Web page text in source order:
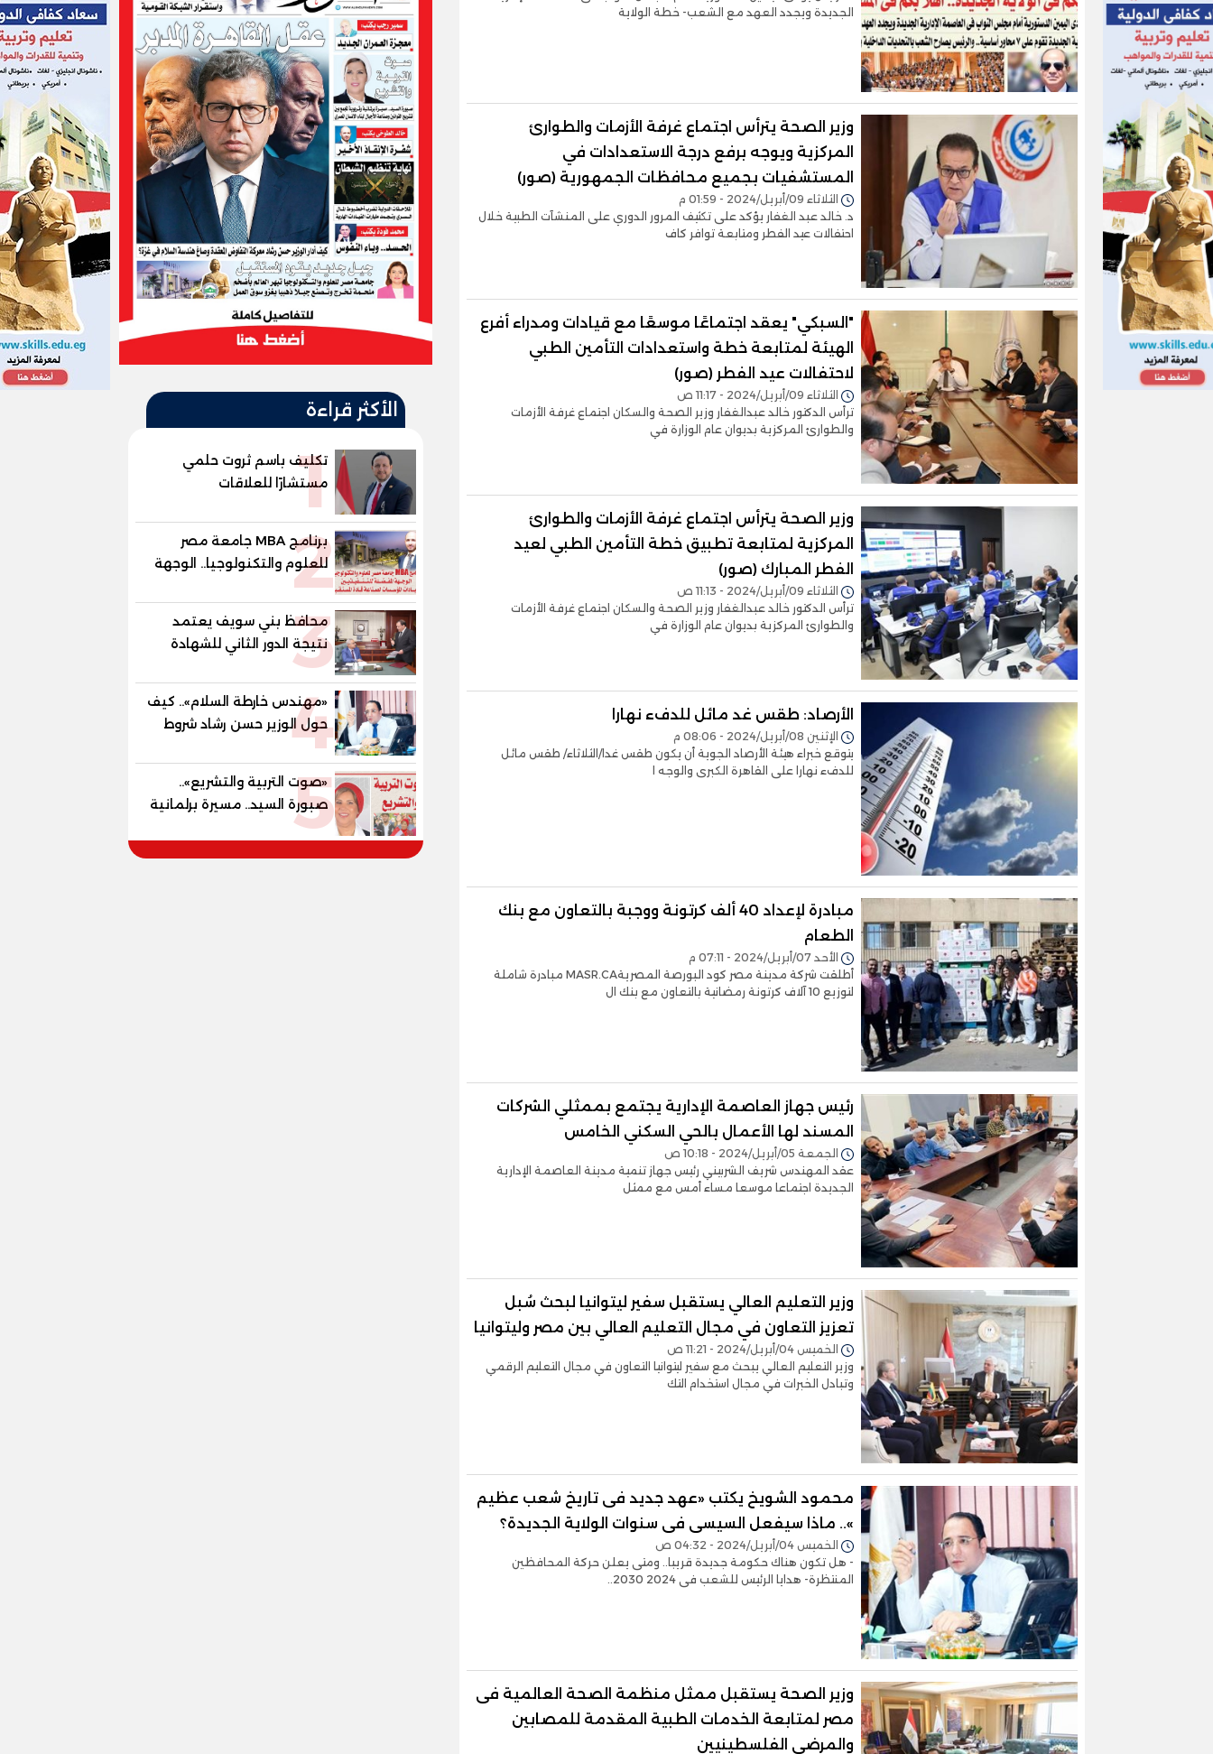
الجديدة ويجدد العهد مع الشعب- خطة الولاية
وزير الصحة يترأس اجتماع غرفة الأزمات والطوارئ
المركزية ويوجه برفع درجة الاستعدادات في
المستشفيات بجميع محافظات الجمهورية (صور)
الثلاثاء 09/أبريل/2024 - 01:59 م
د. خالد عبد الغفار يؤكد على تكثيف المرور الدوري على المنشآت الطبية خلال
احتفالات عيد الفطر ومتابعة توافر كاف
"السبكي" يعقد اجتماعًا موسعًا مع قيادات ومدراء أفرع
الهيئة لمتابعة خطة واستعدادات التأمين الطبي
لاحتفالات عيد الفطر (صور)
الثلاثاء 09/أبريل/2024 - 11:17 ص
ترأس الدكتور خالد عبدالغفار وزير الصحة والسكان اجتماع غرفة الأزمات
والطوارئ المركزية بديوان عام الوزارة في
وزير الصحة يترأس اجتماع غرفة الأزمات والطوارئ
المركزية لمتابعة تطبيق خطة التأمين الطبي لعيد
الفطر المبارك (صور)
الثلاثاء 09/أبريل/2024 - 11:13 ص
ترأس الدكتور خالد عبدالغفار وزير الصحة والسكان اجتماع غرفة الأزمات
والطوارئ المركزية بديوان عام الوزارة في
الأرصاد: طقس غد مائل للدفء نهارا
الإثنين 08/أبريل/2024 - 08:06 م
يتوقع خبراء هيئة الأرصاد الجوية أن يكون طقس غدا/الثلاثاء/ طقس مائل
للدفء نهارا على القاهرة الكبرى والوجه ا
مبادرة لإعداد 40 ألف كرتونة ووجبة بالتعاون مع بنك
الطعام
الأحد 07/أبريل/2024 - 07:11 م
أطلقت شركة مدينة مصر كود البورصة المصريةMASR.CA مبادرة شاملة
لتوزيع 10 آلاف كرتونة رمضانية بالتعاون مع بنك ال
رئيس جهاز العاصمة الإدارية يجتمع بممثلي الشركات
المسند لها الأعمال بالحي السكني الخامس
الجمعة 05/أبريل/2024 - 10:18 ص
عقد المهندس شريف الشربيني رئيس جهاز تنمية مدينة العاصمة الإدارية
الجديدة اجتماعا موسعا مساء أمس مع ممثل
وزير التعليم العالي يستقبل سفير ليتوانيا لبحث سُبل
تعزيز التعاون في مجال التعليم العالي بين مصر وليتوانيا
الخميس 04/أبريل/2024 - 11:21 ص
وزير التعليم العالي يبحث مع سفير ليتوانيا التعاون في مجال التعليم الرقمي
وتبادل الخبرات في مجال استخدام التك
محمود الشويخ يكتب «عهد جديد فى تاريخ شعب عظيم
».. ماذا سيفعل السيسى فى سنوات الولاية الجديدة؟
الخميس 04/أبريل/2024 - 04:32 ص
- هل تكون هناك حكومة جديدة قريبا.. ومتى يعلن حركة المحافظين
المنتظرة- هدايا الرئيس للشعب فى 2024 2030..
وزير الصحة يستقبل ممثل منظمة الصحة العالمية فى
مصر لمتابعة الخدمات الطبية المقدمة للمصابين
والمرضى الفلسطينيين
الأكثر قراءة
1
تكليف باسم ثروت حلمي
مستشارًا للعلاقات
الدبلوماسية وعضوًا بالهيئة
«جاد جمينت يوإن»
2
برنامج MBA جامعة مصر
للعلوم والتكنولوجيا.. الوجهة
المفضلة للتنفيذيين وقيادات
المستقبل
3
محافظ بني سويف يعتمد
نتيجة الدور الثاني للشهادة
الإعدادية العامة بنسبة
منازل.. و70.56% للمهنية ..
و100% للصُم وضعاف السمع4
«مهندس خارطة السلام».. كيف
حول الوزير حسن رشاد شروط
الحرب المعقدة إلى "خارطة
5
«صوت التربية والتشريع»..
صبورة السيد.. مسيرة برلمانية
وتربوية تجمع بين تشريع